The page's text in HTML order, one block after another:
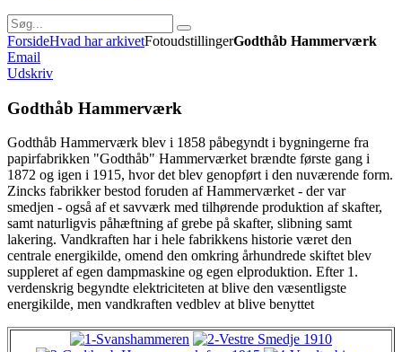
ForsideHvad har arkivetFotoudstillingerGodthåb Hammerværk
Email
Udskriv
Godthåb Hammerværk
Godthåb Hammerværk blev i 1858 påbegyndt i bygningerne fra
papirfabrikken "Godthåb" Hammerværket brændte første gang i
1872 og igen i 1915, hvor det blev genopført i den nuværende form.
Zincks fabrikker bestod foruden af Hammerværket - der var
smedjen - også af et savværk med tilhørende produktion af skafter,
samt naturligvis påhæftning af grebe på skafter, slibning samt
lakering. Vandkraften har i hele fabrikkens historie været den
centrale energikilde, omend den omkring århundrede skiftet blev
suppleret af egen dampmaskine og egen elproduktion. Efter 1.
verdenskrig begyndte elektriciteten at blive den væsentligste
energikilde, men vandkraften vedblev at blive benyttet